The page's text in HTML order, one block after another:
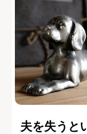
夫を失うと